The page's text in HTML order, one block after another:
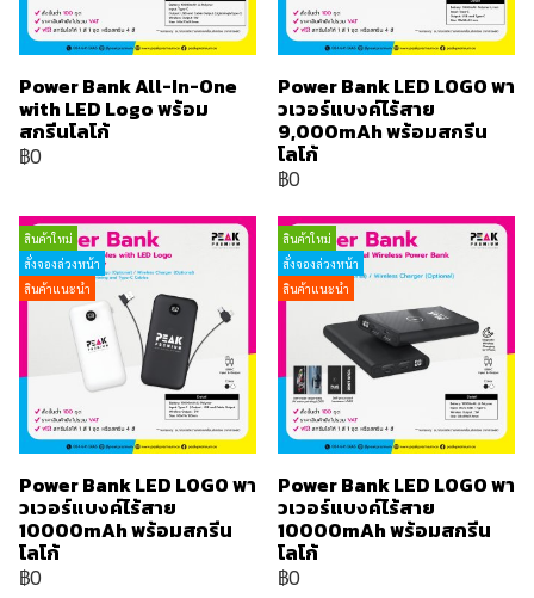
Power Bank All-In-One
with LED Logo พร้อม
สกรีนโลโก้
฿0
Power Bank LED LOGO พา
วเวอร์แบงค์ไร้สาย
9,000mAh พร้อมสกรีน
โลโก้
฿0
สินค้าใหม่
สั่งจองล่วงหน้า
สินค้าแนะนำ
Power Bank LED LOGO พา
วเวอร์แบงค์ไร้สาย
10000mAh พร้อมสกรีน
โลโก้
฿0
สินค้าใหม่
สั่งจองล่วงหน้า
สินค้าแนะนำ
Power Bank LED LOGO พา
วเวอร์แบงค์ไร้สาย
10000mAh พร้อมสกรีน
โลโก้
฿0